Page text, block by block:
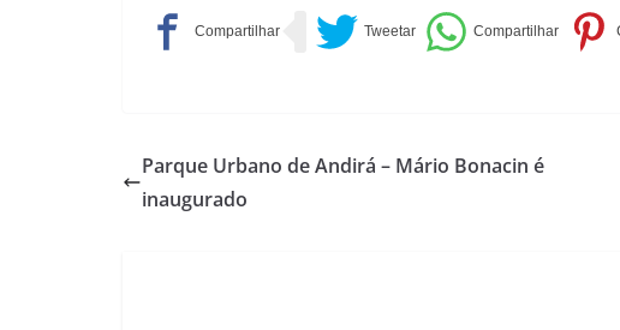
Parque Urbano de Andirá – Mário Bonacin é
inaugurado